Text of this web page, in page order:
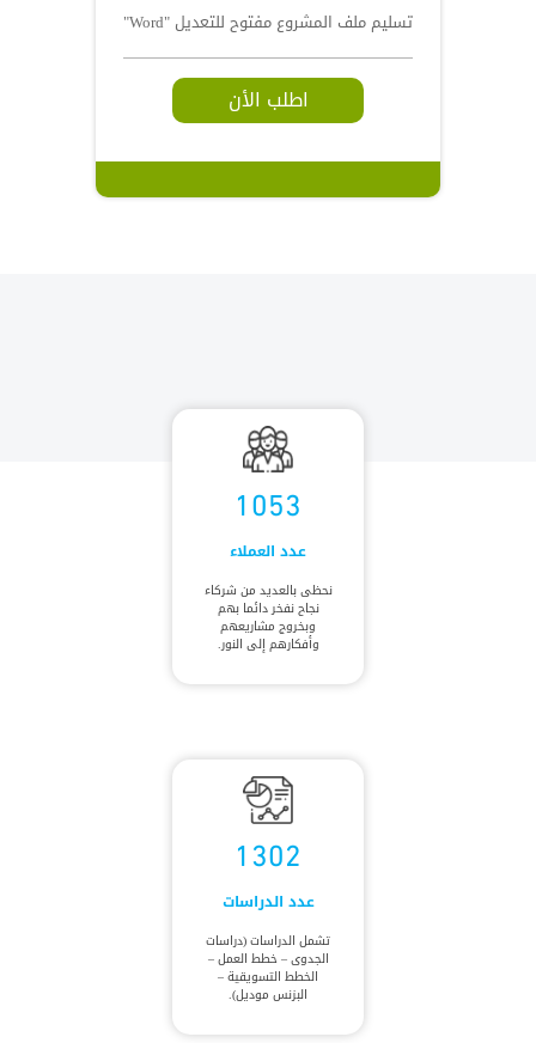
تسليم ملف المشروع مفتوح للتعديل "Word"
اطلب الأن
1053
عدد العملاء
نحظى بالعديد من شركاء
نجاح نفخر دائما بهم
وبخروج مشاريعهم
وأفكارهم إلى النور.
1302
عدد الدراسات
تشمل الدراسات (دراسات
الجدوى – خطط العمل –
الخطط التسويقية –
البزنس موديل).